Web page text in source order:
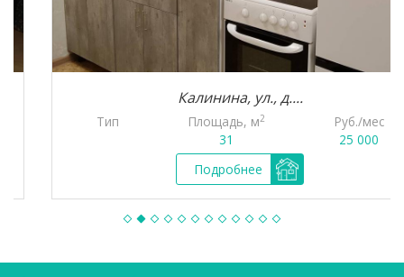
Калинина, ул., д....
Площадь, м2
Руб./мес
25 000
Подробнее